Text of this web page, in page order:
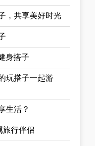
，共享美好时光
身搭子
玩搭子一起游
生活？
旅行伴侣